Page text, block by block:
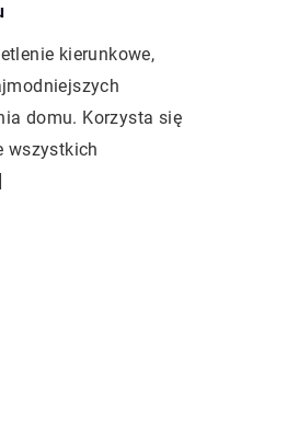
kierunkowe,
domu. Korzysta się
wszystkich